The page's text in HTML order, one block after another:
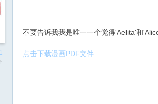
不要告诉我我是唯一一个觉得'Aelita'和
点击下载漫画PDF文件